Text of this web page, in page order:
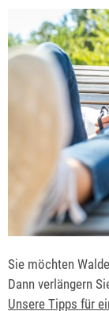
Sie möchten
Dann verlängern
Unsere Tipps für